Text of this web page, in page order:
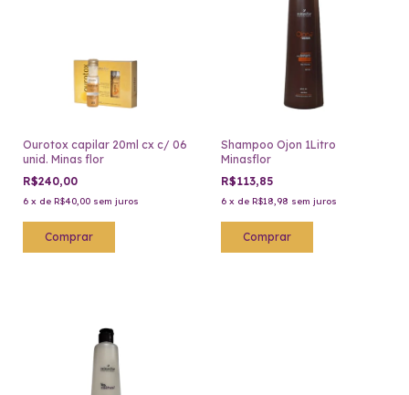
Ourotox capilar 20ml cx c/ 06
unid. Minas flor
R$240,00
6 x de R$40,00 sem juros
Shampoo Ojon 1Litro
Minasflor
R$113,85
6 x de R$18,98 sem juros